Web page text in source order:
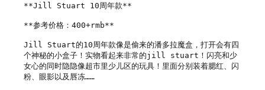
**Jill Stuart 10周年款**
**参考价格：400+rmb**
Jill Stuart的10周年款像是偷来的潘多拉魔盒，打开会有四
个神秘的小盒子！实物看起来非常的jill stuart！闪亮和少
女心的同时隐隐像超市里少儿区的玩具！里面分别装着腮红、闪
粉、眼影以及唇冻……